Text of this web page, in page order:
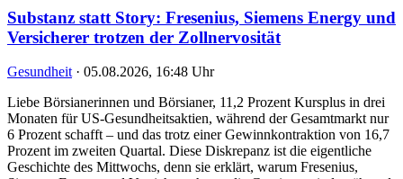
Substanz statt Story: Fresenius, Siemens Energy und
Versicherer trotzen der Zollnervosität
Gesundheit · 05.08.2026, 16:48 Uhr
Liebe Börsianerinnen und Börsianer, 11,2 Prozent Kursplus in drei
Monaten für US-Gesundheitsaktien, während der Gesamtmarkt nur
6 Prozent schafft – und das trotz einer Gewinnkontraktion von 16,7
Prozent im zweiten Quartal. Diese Diskrepanz ist die eigentliche
Geschichte des Mittwochs, denn sie erklärt, warum Fresenius,